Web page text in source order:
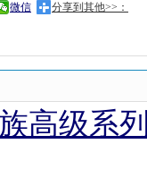
微信 分享到其他>>：
高级系